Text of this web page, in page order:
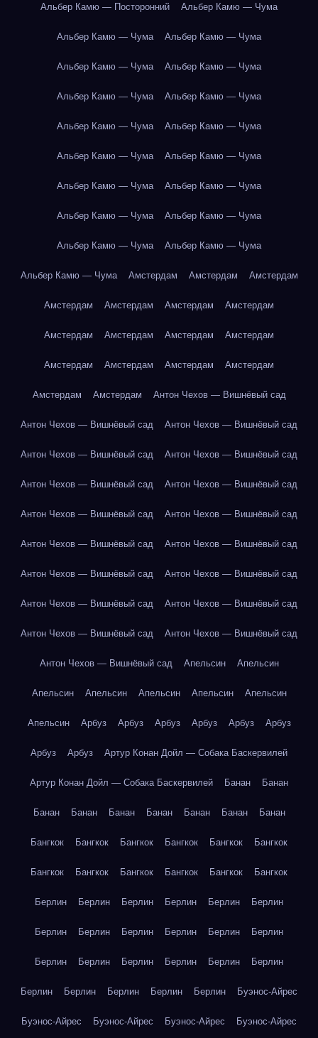
Альбер Камю — Посторонний Альбер Камю — Чума
Альбер Камю — Чума Альбер Камю — Чума
Альбер Камю — Чума Альбер Камю — Чума
Альбер Камю — Чума Альбер Камю — Чума
Альбер Камю — Чума Альбер Камю — Чума
Альбер Камю — Чума Альбер Камю — Чума
Альбер Камю — Чума Альбер Камю — Чума
Альбер Камю — Чума Альбер Камю — Чума
Альбер Камю — Чума Альбер Камю — Чума
Альбер Камю — Чума Амстердам Амстердам Амстердам
Амстердам Амстердам Амстердам Амстердам
Амстердам Амстердам Амстердам Амстердам
Амстердам Амстердам Амстердам Амстердам
Амстердам Амстердам Антон Чехов — Вишнёвый сад
Антон Чехов — Вишнёвый сад Антон Чехов — Вишнёвый сад
Антон Чехов — Вишнёвый сад Антон Чехов — Вишнёвый сад
Антон Чехов — Вишнёвый сад Антон Чехов — Вишнёвый сад
Антон Чехов — Вишнёвый сад Антон Чехов — Вишнёвый сад
Антон Чехов — Вишнёвый сад Антон Чехов — Вишнёвый сад
Антон Чехов — Вишнёвый сад Антон Чехов — Вишнёвый сад
Антон Чехов — Вишнёвый сад Антон Чехов — Вишнёвый сад
Антон Чехов — Вишнёвый сад Антон Чехов — Вишнёвый сад
Антон Чехов — Вишнёвый сад Апельсин Апельсин
Апельсин Апельсин Апельсин Апельсин Апельсин
Апельсин Арбуз Арбуз Арбуз Арбуз Арбуз Арбуз
Арбуз Арбуз Артур Конан Дойл — Собака Баскервилей
Артур Конан Дойл — Собака Баскервилей Банан Банан
Банан Банан Банан Банан Банан Банан Банан
Бангкок Бангкок Бангкок Бангкок Бангкок Бангкок
Бангкок Бангкок Бангкок Бангкок Бангкок Бангкок
Берлин Берлин Берлин Берлин Берлин Берлин
Берлин Берлин Берлин Берлин Берлин Берлин
Берлин Берлин Берлин Берлин Берлин Берлин
Берлин Берлин Берлин Берлин Берлин Буэнос-Айрес
Буэнос-Айрес Буэнос-Айрес Буэнос-Айрес Буэнос-Айрес